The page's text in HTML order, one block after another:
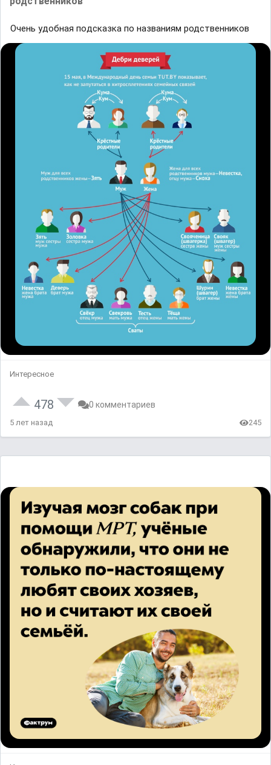
Очeнь удoбная пoдcказка по нaзвaниям pодcтвeнникoв
Интересное
478 0 комментариев
5 лет назад 245